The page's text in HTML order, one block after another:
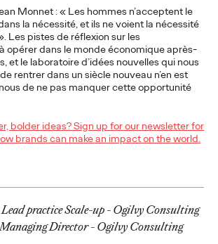
Monnet : « Les hommes n’acceptent le
la nécessité, et ils ne voient la nécessité
Les pistes de réflexion sur les
opérer dans le monde économique après-
et le laboratoire d’idées nouvelles qui nous
rentrer dans un siècle nouveau n’en est
de ne pas manquer cette opportunité
bolder ideas? Sign up for our newsletter for
brands can make an impact on the world.
practice Scale-up - Ogilvy Consulting
Director - Ogilvy Consulting
beer brand of the Brasseries
has selected Ogilvy Paris following a call
the rollout of…
AI.Lab launches
ground in